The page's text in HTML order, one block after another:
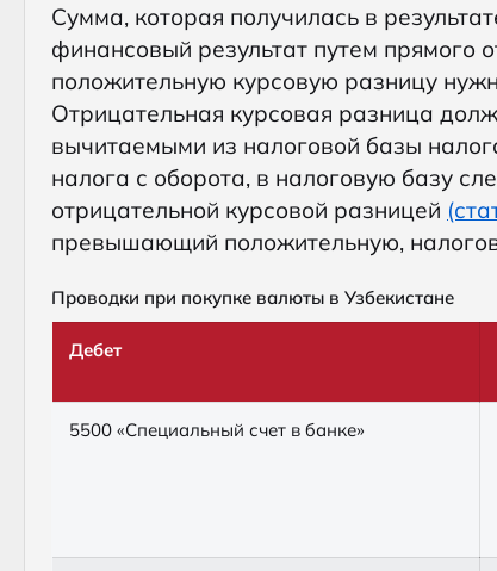
Сумма, которая получилась в
финансовый результат путем прямого
положительную курсовую разницу
Отрицательная курсовая разница
вычитаемыми из налоговой базы
налога с оборота, в налоговую базу
отрицательной курсовой разницей
превышающий положительную,
Проводки при покупке валюты в Узбекистане
Дебет
5500 «Специальный счет в банке»